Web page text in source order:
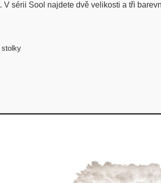
V sérii Sool najdete dvě velikosti a tři
stolky